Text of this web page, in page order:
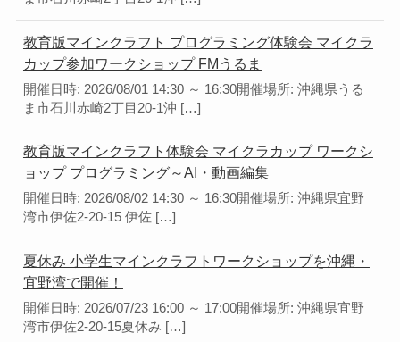
教育版マインクラフト プログラミング体験会 マイクラ
カップ参加ワークショップ FMうるま
開催日時: 2026/08/01 14:30 ～ 16:30開催場所: 沖縄県うる
ま市石川赤崎2丁目20-1沖 […]
教育版マインクラフト体験会 マイクラカップ ワークシ
ョップ プログラミング～AI・動画編集
開催日時: 2026/08/02 14:30 ～ 16:30開催場所: 沖縄県宜野
湾市伊佐2-20-15 伊佐 […]
夏休み 小学生マインクラフトワークショップを沖縄・
宜野湾で開催！
開催日時: 2026/07/23 16:00 ～ 17:00開催場所: 沖縄県宜野
湾市伊佐2-20-15夏休み […]